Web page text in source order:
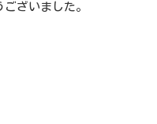
ざいました。